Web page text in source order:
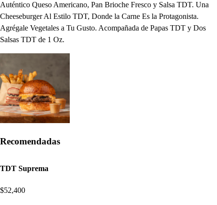
Auténtico Queso Americano, Pan Brioche Fresco y Salsa TDT. Una
Cheeseburger Al Estilo TDT, Donde la Carne Es la Protagonista.
Agrégale Vegetales a Tu Gusto. Acompañada de Papas TDT y Dos
Salsas TDT de 1 Oz.
Recomendadas
TDT Suprema
$52,400